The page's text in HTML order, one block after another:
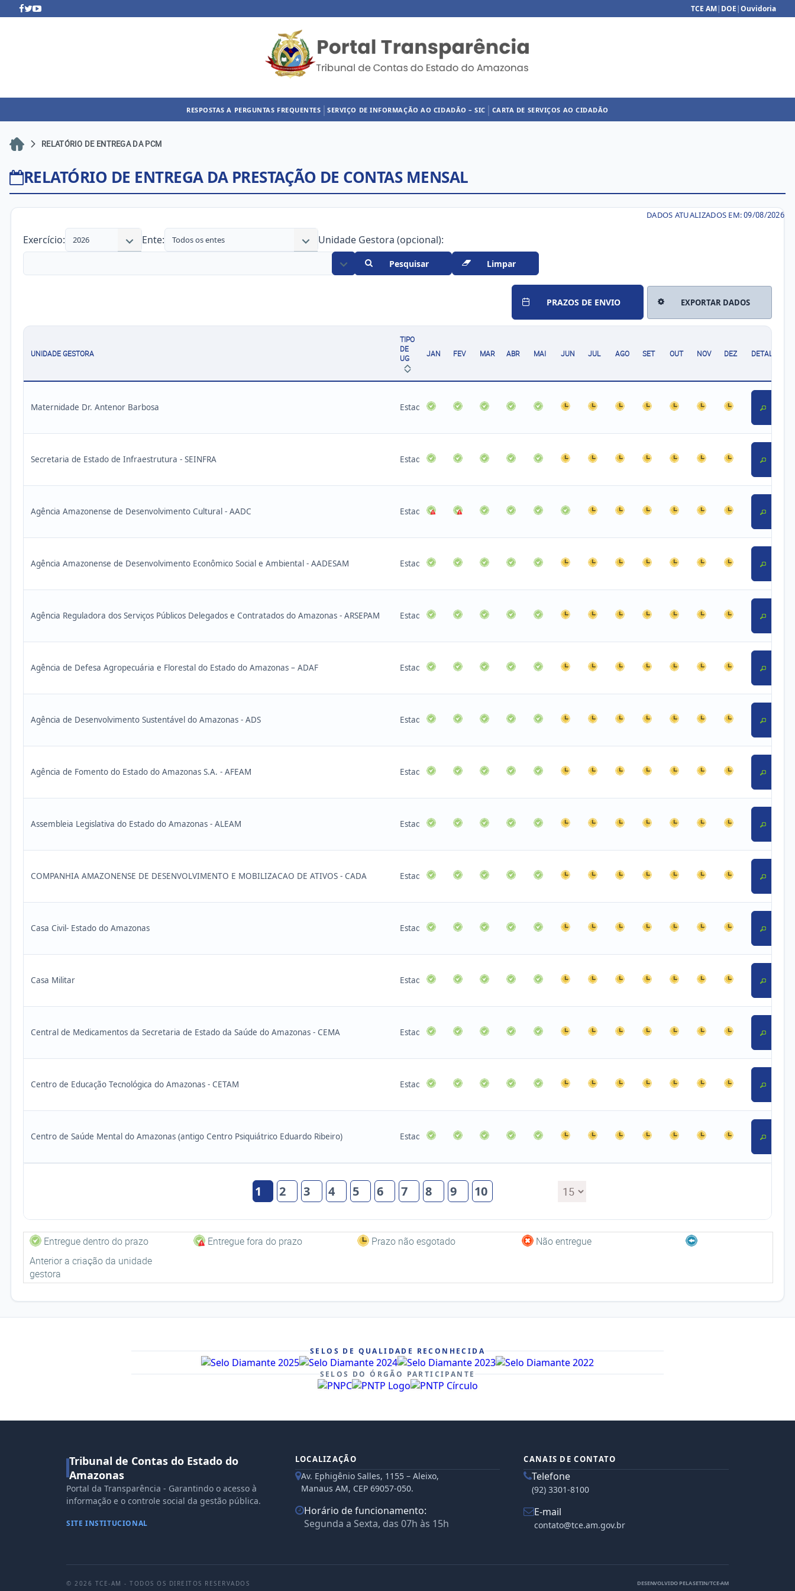
TCE AM| DOE|Ouvidoria
RESPOSTAS A PERGUNTAS FREQUENTES |SERVIÇO DE INFORMAÇÃO AO CIDADÃO – SIC | CARTA DE SERVIÇOS AO CIDADÃO
RELATÓRIO DE ENTREGA DA PCM
RELATÓRIO DE ENTREGA DA PRESTAÇÃO DE CONTAS MENSAL
DADOS ATUALIZADOS EM:09/08/2026
Exercício: 2026 Ente: Todos os entes Unidade Gestora (opcional):
Pesquisar Limpar
PRAZOS DE ENVIO EXPORTAR DADOS
UNIDADE GESTORA
TIPO
DE
UG
JAN FEV MAR ABR MAI JUN JUL AGO SET OUT NOV DEZ DETALHE
Maternidade Dr. Antenor Barbosa Estadual
Secretaria de Estado de Infraestrutura - SEINFRA Estadual
Agência Amazonense de Desenvolvimento Cultural - AADC Estadual
Agência Amazonense de Desenvolvimento Econômico Social e Ambiental - AADESAM Estadual
Agência Reguladora dos Serviços Públicos Delegados e Contratados do Amazonas - ARSEPAM Estadual
Agência de Defesa Agropecuária e Florestal do Estado do Amazonas – ADAF Estadual
Agência de Desenvolvimento Sustentável do Amazonas - ADS Estadual
Agência de Fomento do Estado do Amazonas S.A. - AFEAM Estadual
Assembleia Legislativa do Estado do Amazonas - ALEAM Estadual
COMPANHIA AMAZONENSE DE DESENVOLVIMENTO E MOBILIZACAO DE ATIVOS - CADA Estadual
Casa Civil- Estado do Amazonas Estadual
Casa Militar Estadual
Central de Medicamentos da Secretaria de Estado da Saúde do Amazonas - CEMA Estadual
Centro de Educação Tecnológica do Amazonas - CETAM Estadual
Centro de Saúde Mental do Amazonas (antigo Centro Psiquiátrico Eduardo Ribeiro) Estadual
1 2 3 4 5 6 7 8 9 10
Entregue dentro do prazo Entregue fora do prazo Prazo não esgotado
Não entregue
Anterior a criação da unidade
gestora
SELOS DE QUALIDADE RECONHECIDA
SELOS DO ÓRGÃO PARTICIPANTE
Tribunal de Contas do Estado do
Amazonas
Portal da Transparência - Garantindo o acesso à
informação e o controle social da gestão pública.
SITE INSTITUCIONAL
LOCALIZAÇÃO
Av. Ephigênio Salles, 1155 – Aleixo,
Manaus AM, CEP 69057-050.
Horário de funcionamento:
Segunda a Sexta, das 07h às 15h
CANAIS DE CONTATO
Telefone
(92) 3301-8100
E-mail
contato@tce.am.gov.br
© 2026 TCE-AM - TODOS OS DIREITOS RESERVADOS DESENVOLVIDO PELA SETIN/TCE-AM